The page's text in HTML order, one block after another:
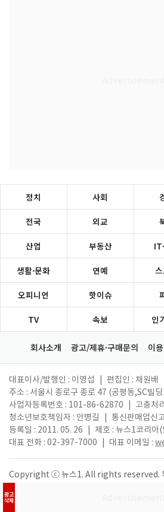
광고
삭제
정치 사회
전국 외교
산업 부동산
생활·문화 연예
오피니언 핫이슈
TV 속보 인
회사소개 광고/제휴·구매문의 이
대표이사/발행인 : 이영섭 편집인 : 채원배
주소 : 서울시 종로구 종로 47 (공평동,SC빌
사업자등록번호 : 101-86-62870
고충처
청소년보호책임자 : 안병길
통신판매업신
등록일 : 2011. 05. 26
제호 : 뉴스1코리아
대표 전화 : 02-397-7000
대표 이메일 :
Copyright ⓒ 뉴스1. All rights reserved.